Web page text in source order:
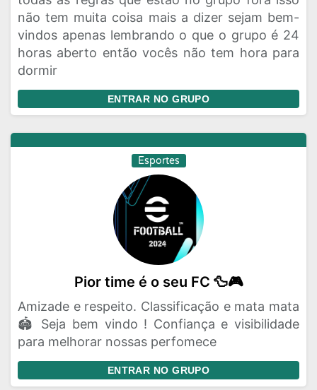
não tem muita coisa mais a dizer sejam bem-
vindos apenas lembrando o que o grupo é 24
horas aberto então vocês não tem hora para
dormir
ENTRAR NO GRUPO
Esportes
Pior time é o seu FC 🦆🎮
Amizade e respeito. Classificação e mata mata
🏟️ Seja bem vindo ! Confiança e visibilidade
para melhorar nossas perfomece
ENTRAR NO GRUPO